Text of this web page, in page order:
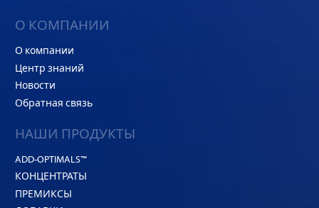
О КОМПАНИИ
О компании
Центр знаний
Новости
Обратная связь
НАШИ ПРОДУКТЫ
ADD-OPTIMALS™
КОНЦЕНТРАТЫ
ПРЕМИКСЫ